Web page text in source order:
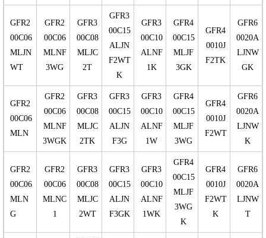
GFR2
00C06
MLJN
WT
GFR2
00C06
MLNF
3WG
GFR3
00C08
MLJC
2T
GFR3
00C15
ALJN
F2WT
K
GFR3
00C10
ALNF
1K
GFR4
00C15
MLJF
3GK
GFR4
0010J
F2TK
GFR6
0020A
LJNW
GK
GFR2
00C06
MLN
GFR2
00C06
MLNF
3WGK
GFR3
00C08
MLJC
2TK
GFR3
00C15
ALJN
F3G
GFR3
00C10
ALNF
1W
GFR4
00C15
MLJF
3WG
GFR4
0010J
F2WT
GFR6
0020A
LJNW
K
GFR2
00C06
MLN
G
GFR2
00C06
MLNC
1
GFR3
00C08
MLJC
2WT
GFR3
00C15
ALJN
F3GK
GFR3
00C10
ALNF
1WK
GFR4
00C15
MLJF
3WG
K
GFR4
0010J
F2WT
K
GFR6
0020A
LJNW
T